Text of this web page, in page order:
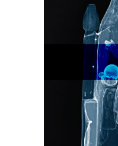
CO
W Bardzie
przeplatają
51.00